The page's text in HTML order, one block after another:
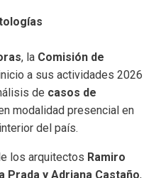
, la Comisión de
a sus actividades 2026
de casos de
modalidad presencial en
del país.
los arquitectos Ramiro
Prada y Adriana Castaño,